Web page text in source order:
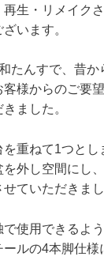
生・リメイク
います。
たんすで、昔か
様からのご要
ました。
を重ねて1つと
を外し空間にし
ていただきまし
使用できるよ
ルの4本脚仕様